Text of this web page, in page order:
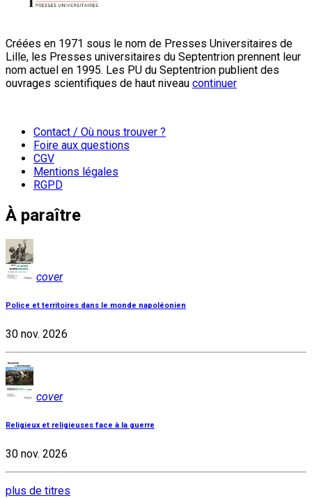
Créées en 1971 sous le nom de Presses Universitaires de
Lille, les Presses universitaires du Septentrion prennent leur
nom actuel en 1995. Les PU du Septentrion publient des
ouvrages scientifiques de haut niveau continuer
Contact / Où nous trouver ?
Foire aux questions
CGV
Mentions légales
RGPD
À paraître
cover
Police et territoires dans le monde napoléonien
30 nov. 2026
cover
Religieux et religieuses face à la guerre
30 nov. 2026
plus de titres